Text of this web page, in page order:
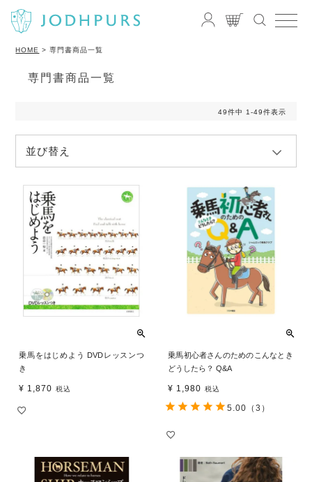
HOME 専門書商品一覧
専門書商品一覧
並び替え
49件中 1 -49件表示
乗馬をはじめよう DVDレッスンつ
き
¥ 1,870 税込
乗馬初心者さんのためのこんなとき
どうしたら？ Q&A
¥ 1,980 税込
5.00 （3）